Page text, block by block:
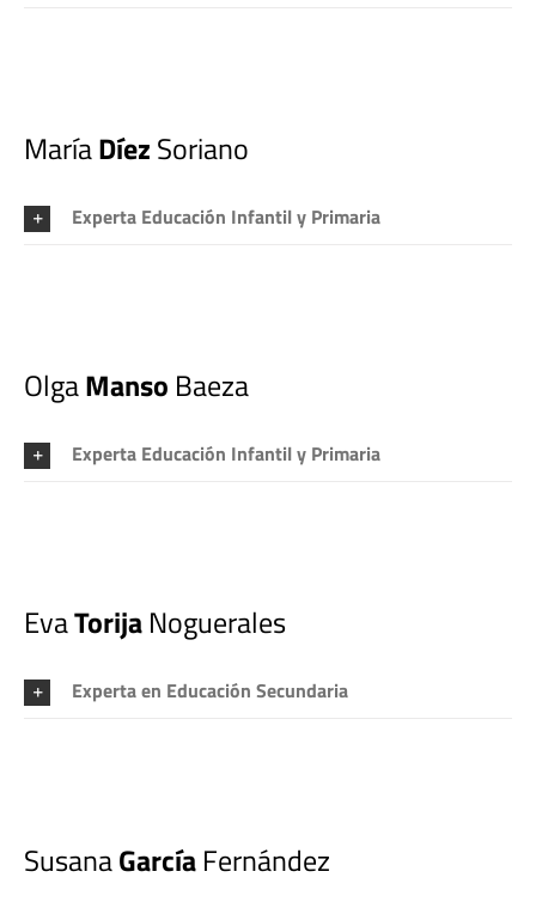
MaríaDíezSoriano
Experta Educación Infantil y Primaria
OlgaManso Baeza
Experta Educación Infantil y Primaria
EvaTorijaNoguerales
Experta en Educación Secundaria
SusanaGarcíaFernández